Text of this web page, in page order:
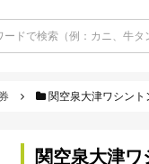
関空泉大津ワシント
関空泉大津ワ